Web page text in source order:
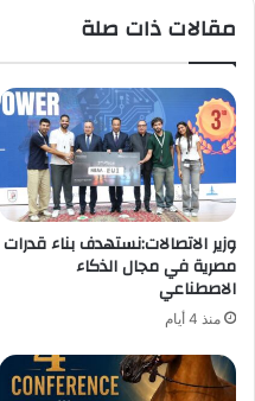
مقالات ذات صلة
وزير الاتصالات:نستهدف بناء قدرات
مصرية في مجال الذكاء
الاصطناعي
منذ 4 أيام